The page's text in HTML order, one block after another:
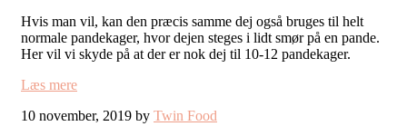
Hvis man vil, kan den præcis samme dej også bruges til helt
normale pandekager, hvor dejen steges i lidt smør på en pande.
Her vil vi skyde på at der er nok dej til 10-12 pandekager.
Læs mere
10 november, 2019 by Twin Food